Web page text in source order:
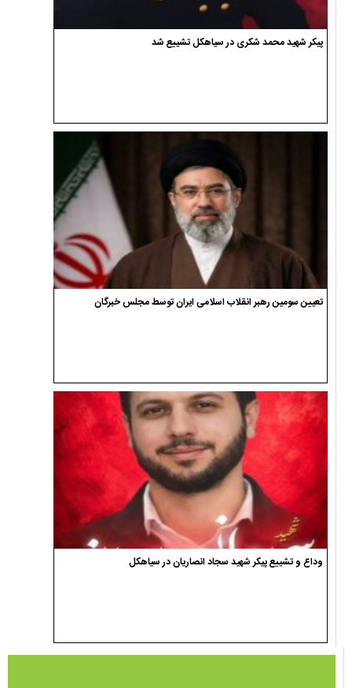
پیکر شهید محمد شکری در سیاهکل تشییع شد
تعیین سومین رهبر انقلاب اسلامی ایران توسط مجلس خبرگان
وداع و تشییع پیکر شهید سجاد انصاریان در سیاهکل